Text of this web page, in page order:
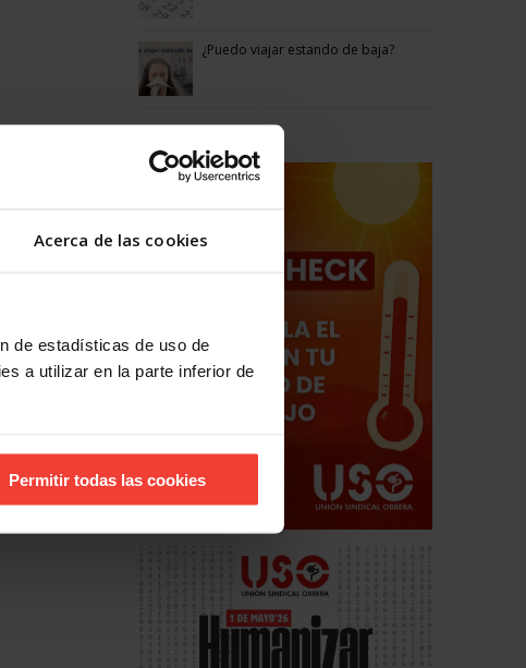
Acerca de las cookies
de estadísticas de uso de
a utilizar en la parte inferior de
Permitir todas las cookies
¿Puedo viajar estando de baja?